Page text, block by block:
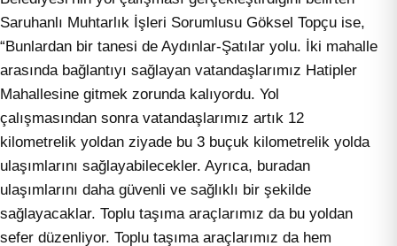
Saruhanlı Muhtarlık İşleri Sorumlusu Göksel Topçu ise,
“Bunlardan bir tanesi de Aydınlar-Şatılar yolu. İki mahalle
arasında bağlantıyı sağlayan vatandaşlarımız Hatipler
Mahallesine gitmek zorunda kalıyordu. Yol
çalışmasından sonra vatandaşlarımız artık 12
kilometrelik yoldan ziyade bu 3 buçuk kilometrelik yolda
ulaşımlarını sağlayabilecekler. Ayrıca, buradan
ulaşımlarını daha güvenli ve sağlıklı bir şekilde
sağlayacaklar. Toplu taşıma araçlarımız da bu yoldan
sefer düzenliyor. Toplu taşıma araçlarımız da hem